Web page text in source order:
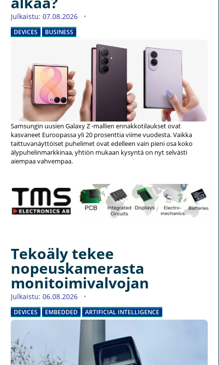
Julkaistu: 07.08.2026
DEVICES BUSINESS
Samsungin uusien Galaxy Z -mallien ennakkotilaukset ovat
kasvaneet Euroopassa yli 20 prosenttia viime vuodesta. Vaikka
taittuvanäyttöiset puhelimet ovat edelleen vain pieni osa koko
älypuhelinmarkkinaa, yhtiön mukaan kysyntä on nyt selvästi
aiempaa vahvempaa.
Tekoäly tekee
nopeuskamerasta
monitoimivalvojan
Julkaistu: 06.08.2026
DEVICES EMBEDDED ARTIFICIAL INTELLIGENCE